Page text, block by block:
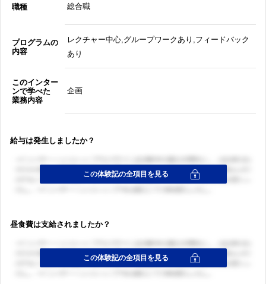
職種 総合職
プログラムの
内容
レクチャー中心,グループワークあり,フィードバック
あり
このインター
ンで学べた
業務内容
企画
給与は発生しましたか？
昼食費は支給されましたか？